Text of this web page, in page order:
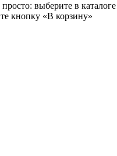
выберите в
кнопку «В корзину»